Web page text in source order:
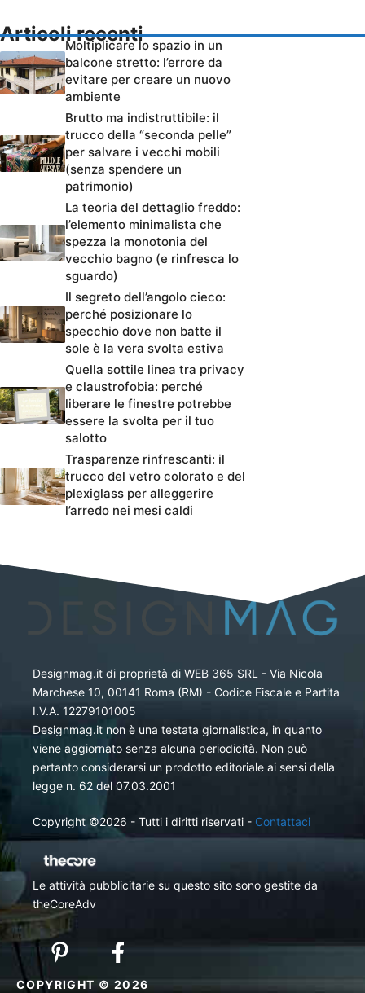
Articoli recenti
Moltiplicare lo spazio in un
balcone stretto: l’errore da
evitare per creare un nuovo
ambiente
Brutto ma indistruttibile: il
trucco della “seconda pelle”
per salvare i vecchi mobili
(senza spendere un
patrimonio)
La teoria del dettaglio freddo:
l’elemento minimalista che
spezza la monotonia del
vecchio bagno (e rinfresca lo
sguardo)
Il segreto dell’angolo cieco:
perché posizionare lo
specchio dove non batte il
sole è la vera svolta estiva
Quella sottile linea tra privacy
e claustrofobia: perché
liberare le finestre potrebbe
essere la svolta per il tuo
salotto
Trasparenze rinfrescanti: il
trucco del vetro colorato e del
plexiglass per alleggerire
l’arredo nei mesi caldi
Designmag.it di proprietà di WEB 365 SRL - Via Nicola
Marchese 10, 00141 Roma (RM) - Codice Fiscale e Partita
I.V.A. 12279101005
Designmag.it non è una testata giornalistica, in quanto
viene aggiornato senza alcuna periodicità. Non può
pertanto considerarsi un prodotto editoriale ai sensi della
legge n. 62 del 07.03.2001
Copyright ©2026 - Tutti i diritti riservati - Contattaci
Le attività pubblicitarie su questo sito sono gestite da
theCoreAdv
COPYRIGHT © 2026